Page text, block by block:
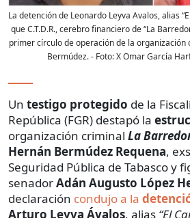
La detención de Leonardo Leyva Avalos, alias
que C.T.D.R., cerebro financiero de “La
primer círculo de operación de la
Bermúdez.- Foto:X Omar García
Un testigo protegido de la
República (FGR) destapó la
organización criminal La
Hernán Bermúdez Requena,
Seguridad Pública de Tabasco y
senadorAdán Augusto López
declaración condujo a la
Arturo Leyva Ávalos, alias “El